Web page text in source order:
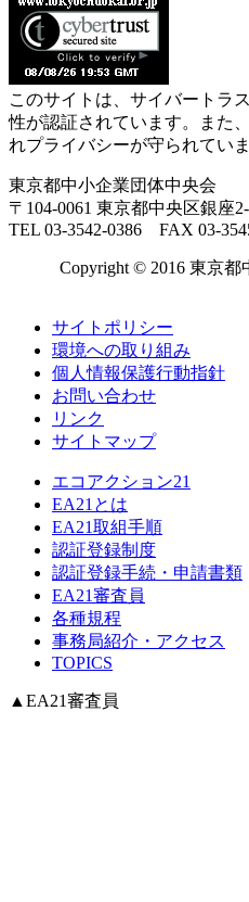
このサイトは、サイバートラ
性が認証されています。また
れプライバシーが守られていま
東京都中小企業団体中央会
〒104-0061 東京都中央区銀座
TEL 03-3542-0386 FAX 03-
Copyright © 2016 東京
サイトポリシー
環境への取り組み
個人情報保護行動指針
お問い合わせ
リンク
サイトマップ
エコアクション21
EA21とは
EA21取組手順
認証登録制度
認証登録手続・申請書類
EA21審査員
各種規程
事務局紹介・アクセス
TOPICS
▲ EA21審査員